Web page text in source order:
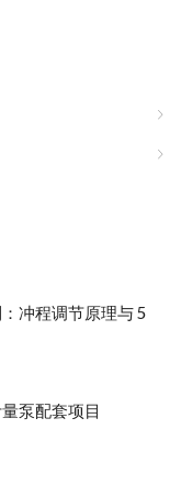
冲程调节原理与 5
泵配套项目